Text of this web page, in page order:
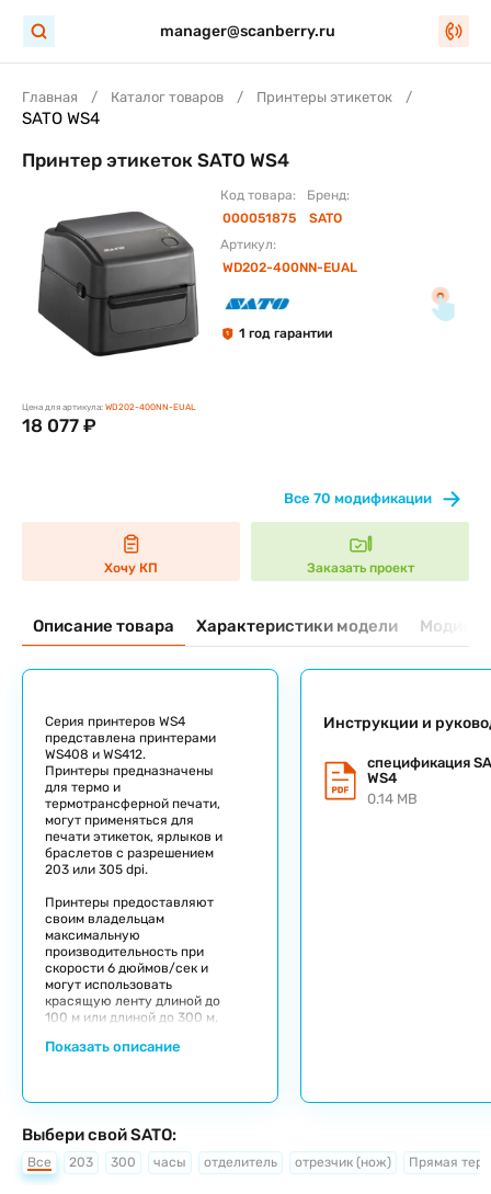
manager@scanberry.ru
Главная Каталог товаров Принтеры этикеток
SATO WS4
Принтер этикеток SATO WS4
Код товара:
000051875
Бренд:
SATO
Артикул:
WD202-400NN-EUAL
1 1 год гарантии
Цена для артикула: WD202-400NN-EUAL
18 077 ₽
Все 70 модификации
Хочу КП Заказать проект
Описание товара Характеристики модели
Серия принтеров WS4
представлена принтерами
WS408 и WS412.
Принтеры предназначены
для термо и
термотрансферной печати,
могут применяться для
печати этикеток, ярлыков и
браслетов с разрешением
203 или 305 dpi.
Принтеры предоставляют
своим владельцам
максимальную
производительность при
скорости 6 дюймов/сек и
могут использовать
красящую ленту длиной до
100 м или длиной до 300 м.
Показать описание
Инструкции и
спецификация
WS4
0.14 MB
Выбери свой SATO:
Все 203 300 часы отделитель отрезчик (нож) Прямая